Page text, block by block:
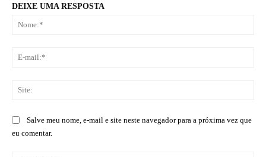
DEIXE UMA RESPOSTA
Salve meu nome, e-mail e site neste navegador para a próxima vez que
eu comentar.